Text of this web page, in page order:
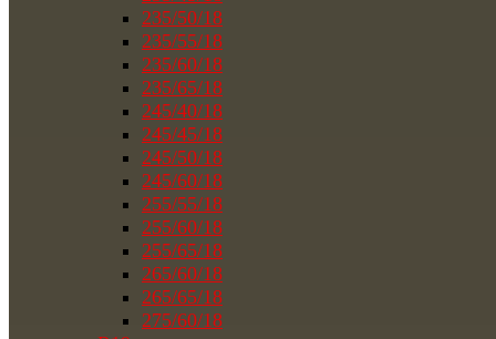
235/50/18
235/55/18
235/60/18
235/65/18
245/40/18
245/45/18
245/50/18
245/60/18
255/55/18
255/60/18
255/65/18
265/60/18
265/65/18
275/60/18